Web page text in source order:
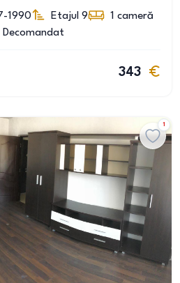
1990 Etajul 9 1 cameră
Decomandat
343
1